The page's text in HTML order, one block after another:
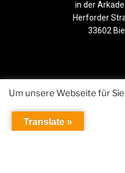
in der
Herforder
33602
Um unsere Webseite für
Translate »